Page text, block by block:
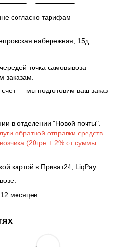
согласно тарифам
набережная , 15д.
точка самовывоза
заказам.
— мы подготовим ваш заказ
в отделении "Новой почты".
обратной отправки средств
(20грн + 2% от суммы
картой в Приват24, LiqPay.
месяцев.